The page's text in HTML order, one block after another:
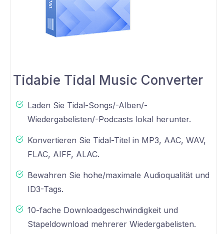
Tidabie Tidal Music Converter
Laden Sie Tidal-Songs/-Alben/-
Wiedergabelisten/-Podcasts lokal herunter.
Konvertieren Sie Tidal-Titel in MP3, AAC, WAV,
FLAC, AIFF, ALAC.
Bewahren Sie hohe/maximale Audioqualität und
ID3-Tags.
10-fache Downloadgeschwindigkeit und
Stapeldownload mehrerer Wiedergabelisten.